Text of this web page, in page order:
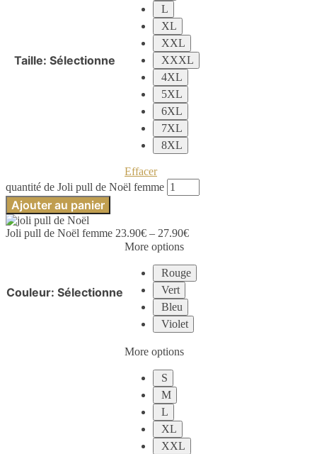
Taille: Sélectionne
L
XL
XXL
XXXL
4XL
5XL
6XL
7XL
8XL
Effacer
quantité de Joli pull de Noël femme
Ajouter au panier
Joli pull de Noël femme 23.90€ – 27.90€
Couleur: Sélectionne
More options
Rouge
Vert
Bleu
Violet
More options
S
M
L
XL
XXL